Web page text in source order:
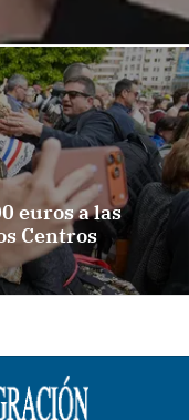
euros a las
Centros